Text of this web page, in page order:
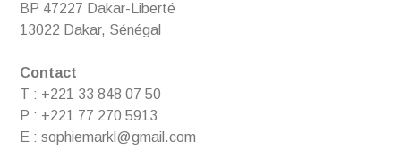
BP 47227 Dakar-Liberté
13022 Dakar, Sénégal
Contact
T : +221 33 848 07 50
P : +221 77 270 5913
E : sophiemarkl@gmail.com